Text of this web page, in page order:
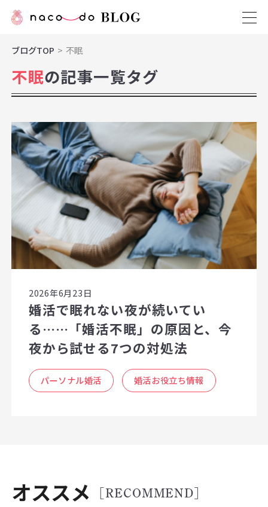
ブログTOP 不眠
不眠の記事一覧タグ
2026年6月23日
婚活で眠れない夜が続いてい
る……「婚活不眠」の原因と、今
夜から試せる7つの対処法
パーソナル婚活 婚活お役立ち情報
オススメ [RECOMMEND]